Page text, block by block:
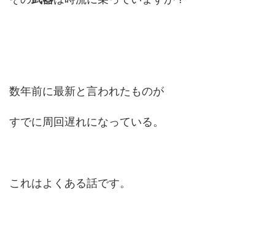
数年前に最新と言われたものが
すでに周回遅れになっている。
これはよくある話です。